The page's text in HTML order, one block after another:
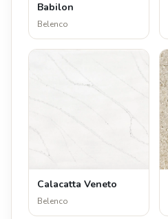
Babilon
Belenco
Calacatta Veneto
Belenco